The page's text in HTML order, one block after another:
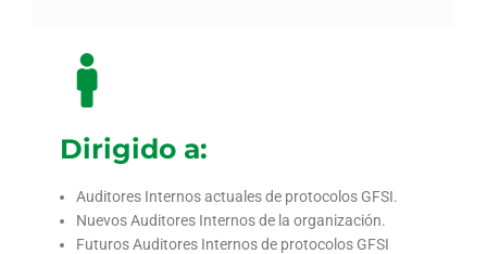
Dirigido a:
Auditores Internos actuales de protocolos GFSI.
Nuevos Auditores Internos de la organización.
Futuros Auditores Internos de protocolos GFSI